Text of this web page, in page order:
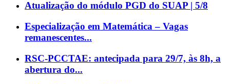
Atualização do módulo PGD do SUAP | 5/8
Especialização em Matemática – Vagas
remanescentes...
RSC-PCCTAE: antecipada para 29/7, às 8h, a
abertura do...